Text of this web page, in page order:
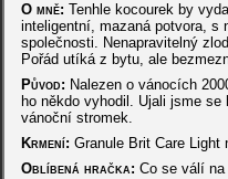
O mně: Tenhle kocourek by
inteligentní, mazaná potvora, s
společnosti. Nenapravitelný
Pořád utíká z bytu, ale
Původ: Nalezen o vánocích
ho někdo vyhodil. Ujali jsme
vánoční stromek.
Krmení: Granule Brit Care Light
Oblíbená hračka: Co se válí na